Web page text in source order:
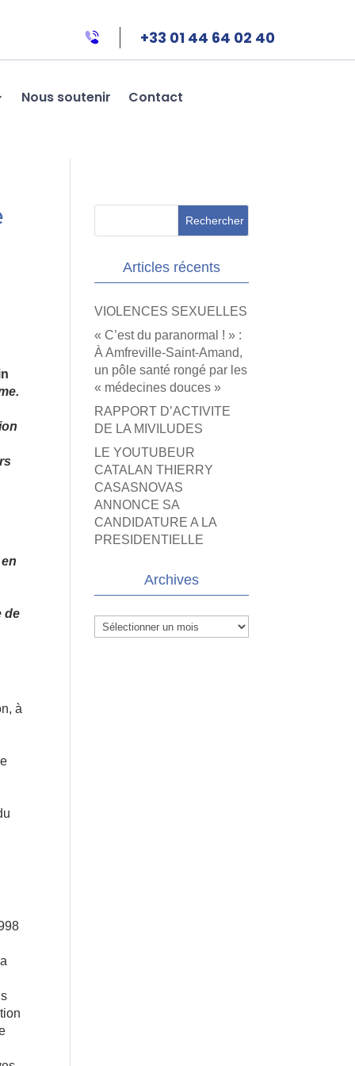
+33 01 44 64 02 40
Nous soutenir Contact
de
à
Articles récents
VIOLENCES SEXUELLES
« C’est du paranormal ! » :
À Amfreville-Saint-Amand,
un pôle santé rongé par les
« médecines douces »
RAPPORT D’ACTIVITE
DE LA MIVILUDES
LE YOUTUBEUR
CATALAN THIERRY
CASASNOVAS
ANNONCE SA
CANDIDATURE A LA
PRESIDENTIELLE
Archives
Archives